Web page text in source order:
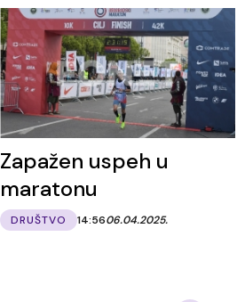
Zapažen uspeh u
maratonu
DRUŠTVO 14:5606.04.2025.